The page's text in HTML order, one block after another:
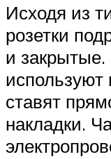
Исходя из
розетки
и
используют
ставят
накладки.